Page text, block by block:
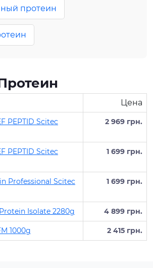
протеин
Цена
PEPTID Scitec
2 969 грн.
PEPTID Scitec
1 699 грн.
Professional Scitec
1 699 грн.
Isolate 2280g 4 899 грн.
1000g 2 415 грн.